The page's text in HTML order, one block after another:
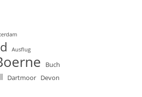
Ausflug
Buch
Dartmoor Devon